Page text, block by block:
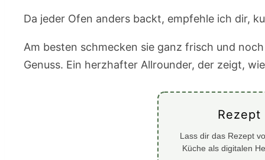
Da jeder Ofen anders backt, empfehle ich dir,
Am besten schmecken sie ganz frisch und
Genuss. Ein herzhafter Allrounder, der zeigt,
Rezept
Lass dir das Rezept
Küche als digitalen